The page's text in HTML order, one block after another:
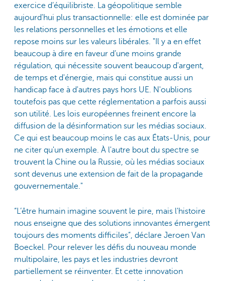
exercice d’équilibriste. La géopolitique semble
aujourd'hui plus transactionnelle: elle est dominée par
les relations personnelles et les émotions et elle
repose moins sur les valeurs libérales. "Il y a en effet
beaucoup à dire en faveur d’une moins grande
régulation, qui nécessite souvent beaucoup d'argent,
de temps et d'énergie, mais qui constitue aussi un
handicap face à d'autres pays hors UE. N'oublions
toutefois pas que cette réglementation a parfois aussi
son utilité. Les lois européennes freinent encore la
diffusion de la désinformation sur les médias sociaux.
Ce qui est beaucoup moins le cas aux États-Unis, pour
ne citer qu'un exemple. À l'autre bout du spectre se
trouvent la Chine ou la Russie, où les médias sociaux
sont devenus une extension de fait de la propagande
gouvernementale."
“L’être humain imagine souvent le pire, mais l'histoire
nous enseigne que des solutions innovantes émergent
toujours des moments difficiles”, déclare Jeroen Van
Boeckel. Pour relever les défis du nouveau monde
multipolaire, les pays et les industries devront
partiellement se réinventer. Et cette innovation